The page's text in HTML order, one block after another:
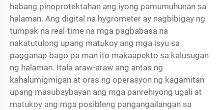
habang pinoprotektahan ang iyong pamumuhunan sa
halaman. Ang digital na hygrometer ay nagbibigay ng
tumpak na real-time na mga pagbabasa na
nakatutulong upang matukoy ang mga isyu sa
pagganap bago pa man ito makaapekto sa kalusugan
ng halaman. Itala araw-araw ang antas ng
kahalumigmigan at oras ng operasyon ng kagamitan
upang masubaybayan ang mga panrehiyong ugali at
matukoy ang mga posibleng pangangailangan sa